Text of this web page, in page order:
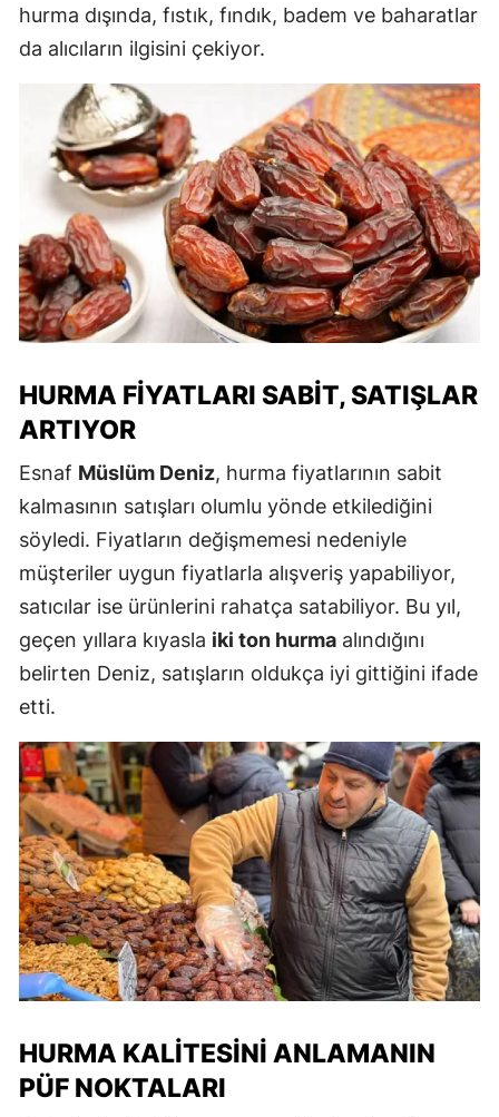
hurma dışında, fıstık, fındık, badem ve baharatlar
da alıcıların ilgisini çekiyor.
HURMA FIYATLARI SABIT, SATIŞLAR
ARTIYOR
Esnaf Müslüm Deniz, hurma fiyatlarının sabit
kalmasının satışları olumlu yönde etkilediğini
söyledi. Fiyatların değişmemesi nedeniyle
müşteriler uygun fiyatlarla alışveriş yapabiliyor,
satıcılar ise ürünlerini rahatça satabiliyor. Bu yıl,
geçen yıllara kıyasla iki ton hurma alındığını
belirten Deniz, satışların oldukça iyi gittiğini ifade
etti.
HURMA KALITESINI ANLAMANIN
PÜF NOKTALARI